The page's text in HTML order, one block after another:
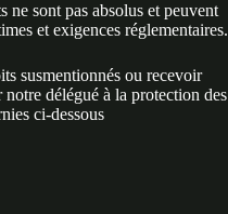
ne sont pas absolus et peuvent
et exigences réglementaires.
susmentionnés ou recevoir
délégué à la protection des
ci-dessous